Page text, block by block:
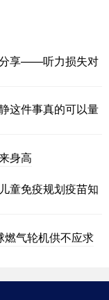
分享——听力损失对
这件事真的可以量
身高
童免疫规划疫苗知
燃气轮机供不应求